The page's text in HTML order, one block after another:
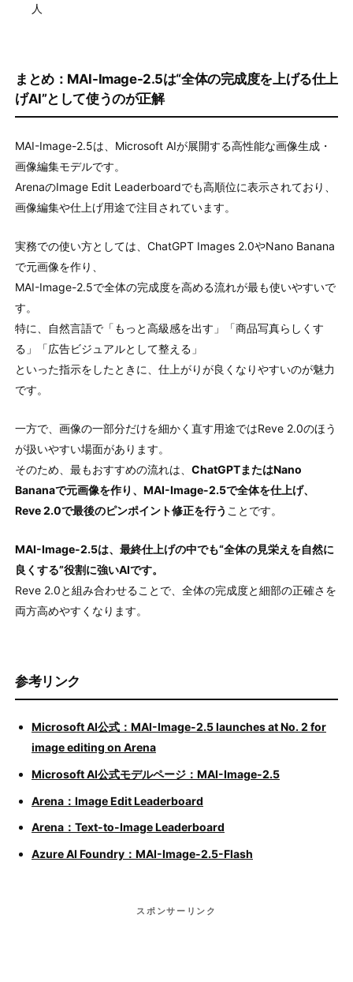
人
まとめ：MAI-Image-2.5は“全体の完成度を上げる仕上
げAI”として使うのが正解
MAI-Image-2.5は、Microsoft AIが展開する高性能な画像生成・
画像編集モデルです。
ArenaのImage Edit Leaderboardでも高順位に表示されており、
画像編集や仕上げ用途で注目されています。
実務での使い方としては、ChatGPT Images 2.0やNano Banana
で元画像を作り、
MAI-Image-2.5で全体の完成度を高める流れが最も使いやすいで
す。
特に、自然言語で「もっと高級感を出す」「商品写真らしくす
る」「広告ビジュアルとして整える」
といった指示をしたときに、仕上がりが良くなりやすいのが魅力
です。
一方で、画像の一部分だけを細かく直す用途ではReve 2.0のほう
が扱いやすい場面があります。
そのため、最もおすすめの流れは、 ChatGPTまたはNano
Bananaで元画像を作り、MAI-Image-2.5で全体を仕上げ、
Reve 2.0で最後のピンポイント修正を行う ことです。
MAI-Image-2.5は、最終仕上げの中でも“全体の見栄えを自然に
良くする”役割に強いAIです。
Reve 2.0と組み合わせることで、全体の完成度と細部の正確さを
両方高めやすくなります。
参考リンク
Microsoft AI公式：MAI-Image-2.5 launches at No. 2 for
image editing on Arena
Microsoft AI公式モデルページ：MAI-Image-2.5
Arena：Image Edit Leaderboard
Arena：Text-to-Image Leaderboard
Azure AI Foundry：MAI-Image-2.5-Flash
スポンサーリンク